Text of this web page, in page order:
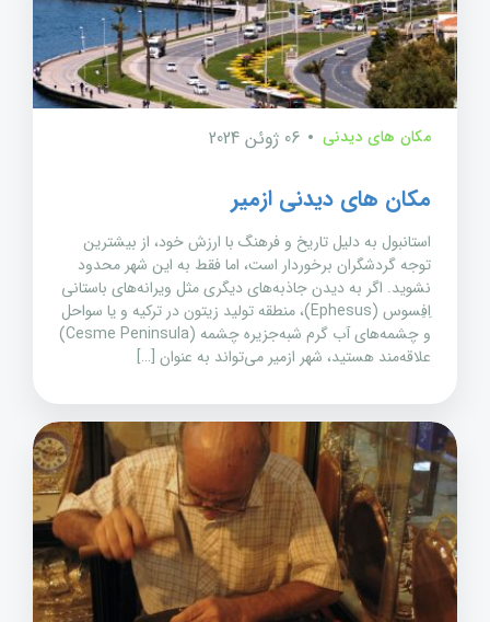
مکان های دیدنی 06 ژوئن 2024
مکان های دیدنی ازمیر
استانبول به دلیل تاریخ و فرهنگ با ارزش خود، از بیشترین
توجه گردشگران برخوردار است، اما فقط به این شهر محدود
نشوید. اگر به دیدن جاذبه‌های دیگری مثل ویرانه‌های باستانی
اِفِسوس (Ephesus)، منطقه تولید زیتون در ترکیه و یا سواحل
و چشمه‌های آب گرم شبه‌جزیره چشمه (Cesme Peninsula)
علاقه‌مند هستید، شهر ازمیر می‌تواند به عنوان […]